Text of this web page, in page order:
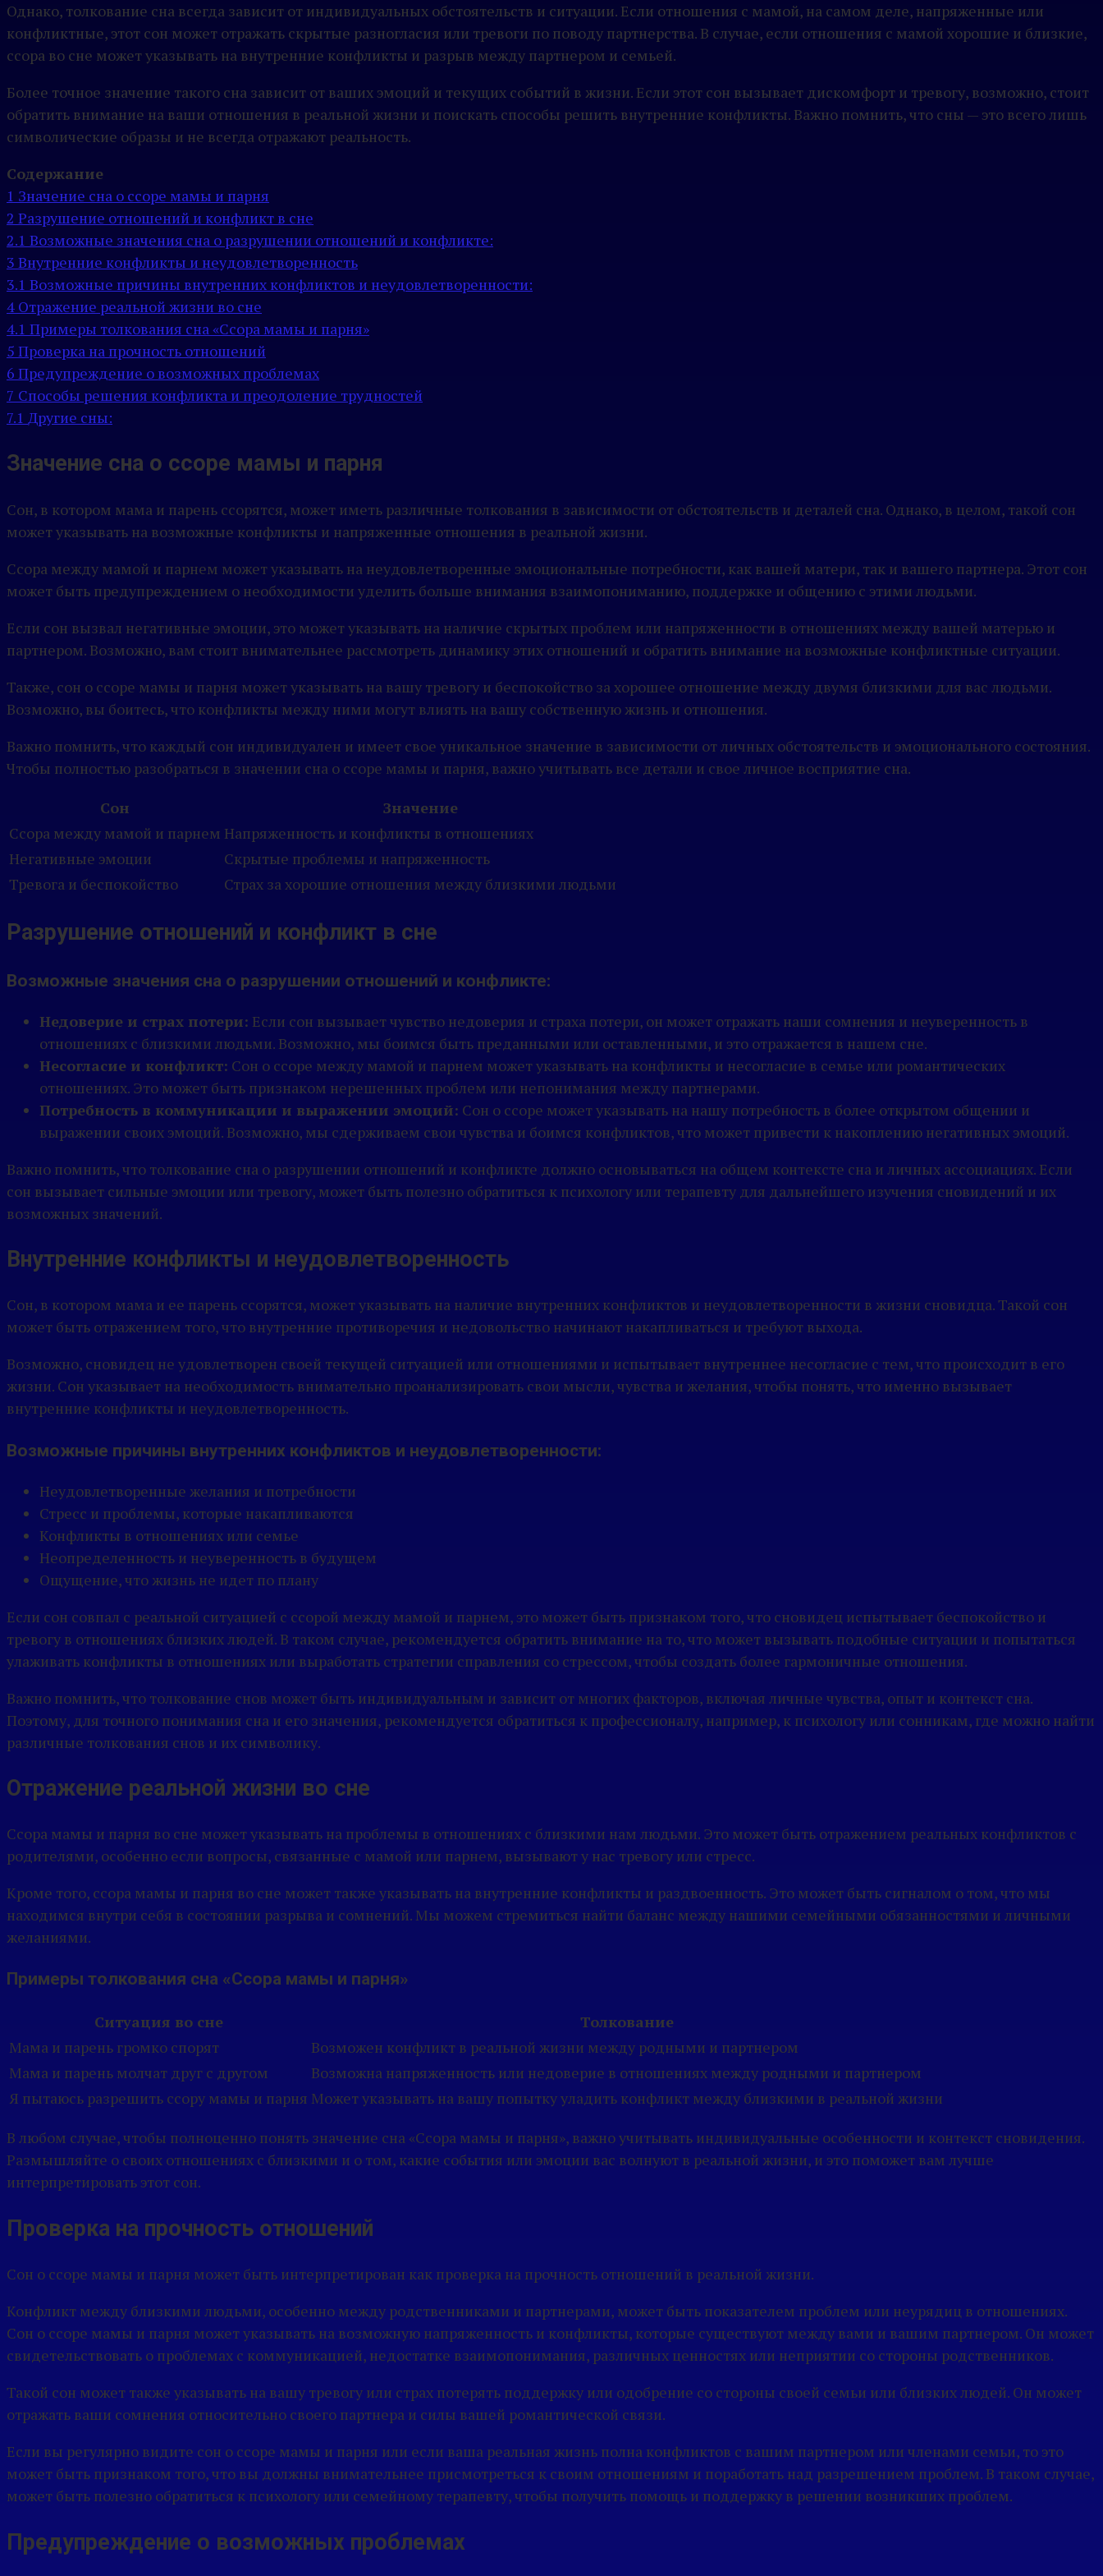
Однако, толкование сна всегда зависит от индивидуальных обстоятельств и ситуации. Если отношения с мамой, на самом деле, напряженные или
конфликтные, этот сон может отражать скрытые разногласия или тревоги по поводу партнерства. В случае, если отношения с мамой хорошие и близкие,
ссора во сне может указывать на внутренние конфликты и разрыв между партнером и семьей.
Более точное значение такого сна зависит от ваших эмоций и текущих событий в жизни. Если этот сон вызывает дискомфорт и тревогу, возможно, стоит
обратить внимание на ваши отношения в реальной жизни и поискать способы решить внутренние конфликты. Важно помнить, что сны — это всего лишь
символические образы и не всегда отражают реальность.
Содержание
1 Значение сна о ссоре мамы и парня
2 Разрушение отношений и конфликт в сне
2.1 Возможные значения сна о разрушении отношений и конфликте:
3 Внутренние конфликты и неудовлетворенность
3.1 Возможные причины внутренних конфликтов и неудовлетворенности:
4 Отражение реальной жизни во сне
4.1 Примеры толкования сна «Ссора мамы и парня»
5 Проверка на прочность отношений
6 Предупреждение о возможных проблемах
7 Способы решения конфликта и преодоление трудностей
7.1 Другие сны:
Значение сна о ссоре мамы и парня
Сон, в котором мама и парень ссорятся, может иметь различные толкования в зависимости от обстоятельств и деталей сна. Однако, в целом, такой сон
может указывать на возможные конфликты и напряженные отношения в реальной жизни.
Ссора между мамой и парнем может указывать на неудовлетворенные эмоциональные потребности, как вашей матери, так и вашего партнера. Этот сон
может быть предупреждением о необходимости уделить больше внимания взаимопониманию, поддержке и общению с этими людьми.
Если сон вызвал негативные эмоции, это может указывать на наличие скрытых проблем или напряженности в отношениях между вашей матерью и
партнером. Возможно, вам стоит внимательнее рассмотреть динамику этих отношений и обратить внимание на возможные конфликтные ситуации.
Также, сон о ссоре мамы и парня может указывать на вашу тревогу и беспокойство за хорошее отношение между двумя близкими для вас людьми.
Возможно, вы боитесь, что конфликты между ними могут влиять на вашу собственную жизнь и отношения.
Важно помнить, что каждый сон индивидуален и имеет свое уникальное значение в зависимости от личных обстоятельств и эмоционального состояния.
Чтобы полностью разобраться в значении сна о ссоре мамы и парня, важно учитывать все детали и свое личное восприятие сна.
Сон
Значение
Ссора между мамой и парнем Напряженность и конфликты в отношениях
Негативные эмоции
Скрытые проблемы и напряженность
Тревога и беспокойство
Страх за хорошие отношения между близкими людьми
Разрушение отношений и конфликт в сне
Возможные значения сна о разрушении отношений и конфликте:
Недоверие и страх потери: Если сон вызывает чувство недоверия и страха потери, он может отражать наши сомнения и неуверенность в
отношениях с близкими людьми. Возможно, мы боимся быть преданными или оставленными, и это отражается в нашем сне.
Несогласие и конфликт: Сон о ссоре между мамой и парнем может указывать на конфликты и несогласие в семье или романтических
отношениях. Это может быть признаком нерешенных проблем или непонимания между партнерами.
Потребность в коммуникации и выражении эмоций: Сон о ссоре может указывать на нашу потребность в более открытом общении и
выражении своих эмоций. Возможно, мы сдерживаем свои чувства и боимся конфликтов, что может привести к накоплению негативных эмоций.
Важно помнить, что толкование сна о разрушении отношений и конфликте должно основываться на общем контексте сна и личных ассоциациях. Если
сон вызывает сильные эмоции или тревогу, может быть полезно обратиться к психологу или терапевту для дальнейшего изучения сновидений и их
возможных значений.
Внутренние конфликты и неудовлетворенность
Сон, в котором мама и ее парень ссорятся, может указывать на наличие внутренних конфликтов и неудовлетворенности в жизни сновидца. Такой сон
может быть отражением того, что внутренние противоречия и недовольство начинают накапливаться и требуют выхода.
Возможно, сновидец не удовлетворен своей текущей ситуацией или отношениями и испытывает внутреннее несогласие с тем, что происходит в его
жизни. Сон указывает на необходимость внимательно проанализировать свои мысли, чувства и желания, чтобы понять, что именно вызывает
внутренние конфликты и неудовлетворенность.
Возможные причины внутренних конфликтов и неудовлетворенности:
Неудовлетворенные желания и потребности
Стресс и проблемы, которые накапливаются
Конфликты в отношениях или семье
Неопределенность и неуверенность в будущем
Ощущение, что жизнь не идет по плану
Если сон совпал с реальной ситуацией с ссорой между мамой и парнем, это может быть признаком того, что сновидец испытывает беспокойство и
тревогу в отношениях близких людей. В таком случае, рекомендуется обратить внимание на то, что может вызывать подобные ситуации и попытаться
улаживать конфликты в отношениях или выработать стратегии справления со стрессом, чтобы создать более гармоничные отношения.
Важно помнить, что толкование снов может быть индивидуальным и зависит от многих факторов, включая личные чувства, опыт и контекст сна.
Поэтому, для точного понимания сна и его значения, рекомендуется обратиться к профессионалу, например, к психологу или сонникам, где можно найти
различные толкования снов и их символику.
Отражение реальной жизни во сне
Ссора мамы и парня во сне может указывать на проблемы в отношениях с близкими нам людьми. Это может быть отражением реальных конфликтов с
родителями, особенно если вопросы, связанные с мамой или парнем, вызывают у нас тревогу или стресс.
Кроме того, ссора мамы и парня во сне может также указывать на внутренние конфликты и раздвоенность. Это может быть сигналом о том, что мы
находимся внутри себя в состоянии разрыва и сомнений. Мы можем стремиться найти баланс между нашими семейными обязанностями и личными
желаниями.
Примеры толкования сна «Ссора мамы и парня»
Ситуация во сне
Толкование
Мама и парень громко спорят
Возможен конфликт в реальной жизни между родными и партнером
Мама и парень молчат друг с другом
Возможна напряженность или недоверие в отношениях между родными и партнером
Я пытаюсь разрешить ссору мамы и парня Может указывать на вашу попытку уладить конфликт между близкими в реальной жизни
В любом случае, чтобы полноценно понять значение сна «Ссора мамы и парня», важно учитывать индивидуальные особенности и контекст сновидения.
Размышляйте о своих отношениях с близкими и о том, какие события или эмоции вас волнуют в реальной жизни, и это поможет вам лучше
интерпретировать этот сон.
Проверка на прочность отношений
Сон о ссоре мамы и парня может быть интерпретирован как проверка на прочность отношений в реальной жизни.
Конфликт между близкими людьми, особенно между родственниками и партнерами, может быть показателем проблем или неурядиц в отношениях.
Сон о ссоре мамы и парня может указывать на возможную напряженность и конфликты, которые существуют между вами и вашим партнером. Он может
свидетельствовать о проблемах с коммуникацией, недостатке взаимопонимания, различных ценностях или неприятии со стороны родственников.
Такой сон может также указывать на вашу тревогу или страх потерять поддержку или одобрение со стороны своей семьи или близких людей. Он может
отражать ваши сомнения относительно своего партнера и силы вашей романтической связи.
Если вы регулярно видите сон о ссоре мамы и парня или если ваша реальная жизнь полна конфликтов с вашим партнером или членами семьи, то это
может быть признаком того, что вы должны внимательнее присмотреться к своим отношениям и поработать над разрешением проблем. В таком случае,
может быть полезно обратиться к психологу или семейному терапевту, чтобы получить помощь и поддержку в решении возникших проблем.
Предупреждение о возможных проблемах